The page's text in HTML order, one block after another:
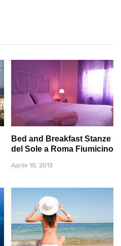
Bed and Breakfast Stanze
del Sole a Roma Fiumicino
Aprile 10, 2013